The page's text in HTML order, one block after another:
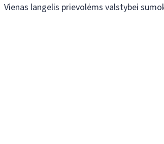
Vienas langelis prievolėms valstybei